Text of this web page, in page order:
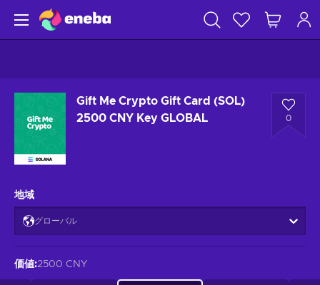
Gift Me Crypto Gift Card (SOL)
2500 CNY Key GLOBAL
0
地域
グローバル
価値:2500 CNY